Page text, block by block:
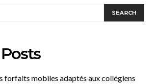
SEARCH
forfaits mobiles adaptés aux collégiens